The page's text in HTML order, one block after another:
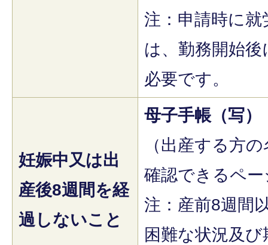
注：申請時に就
は、勤務開始
必要です。
妊娠中又は出
産後8週間を経
過しないこと
母子手帳（写）
（出産する方
確認できるペー
注：産前8週間
困難な状況及び